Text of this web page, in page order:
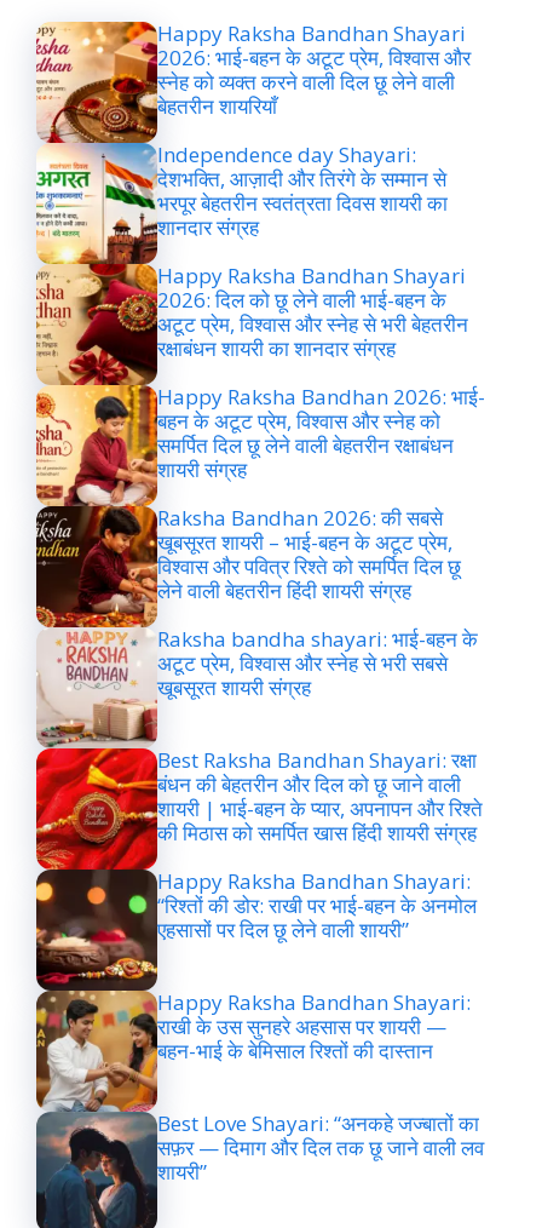
Happy Raksha Bandhan Shayari
2026: भाई-बहन के अटूट प्रेम, विश्वास और
स्नेह को व्यक्त करने वाली दिल छू लेने वाली
बेहतरीन शायरियाँ
Independence day Shayari:
देशभक्ति, आज़ादी और तिरंगे के सम्मान से
भरपूर बेहतरीन स्वतंत्रता दिवस शायरी का
शानदार संग्रह
Happy Raksha Bandhan Shayari
2026: दिल को छू लेने वाली भाई-बहन के
अटूट प्रेम, विश्वास और स्नेह से भरी बेहतरीन
रक्षाबंधन शायरी का शानदार संग्रह
Happy Raksha Bandhan 2026: भाई-
बहन के अटूट प्रेम, विश्वास और स्नेह को
समर्पित दिल छू लेने वाली बेहतरीन रक्षाबंधन
शायरी संग्रह
Raksha Bandhan 2026: की सबसे
खूबसूरत शायरी – भाई-बहन के अटूट प्रेम,
विश्वास और पवित्र रिश्ते को समर्पित दिल छू
लेने वाली बेहतरीन हिंदी शायरी संग्रह
Raksha bandha shayari: भाई-बहन के
अटूट प्रेम, विश्वास और स्नेह से भरी सबसे
खूबसूरत शायरी संग्रह
Best Raksha Bandhan Shayari: रक्षा
बंधन की बेहतरीन और दिल को छू जाने वाली
शायरी | भाई-बहन के प्यार, अपनापन और रिश्ते
की मिठास को समर्पित खास हिंदी शायरी संग्रह
Happy Raksha Bandhan Shayari:
“रिश्तों की डोर: राखी पर भाई-बहन के अनमोल
एहसासों पर दिल छू लेने वाली शायरी”
Happy Raksha Bandhan Shayari:
राखी के उस सुनहरे अहसास पर शायरी —
बहन-भाई के बेमिसाल रिश्तों की दास्तान
Best Love Shayari: “अनकहे जज्बातों का
सफ़र — दिमाग और दिल तक छू जाने वाली लव
शायरी”